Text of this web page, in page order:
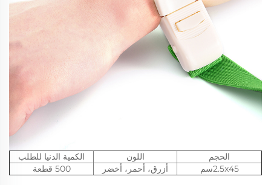
الحجم اللون
الكمية الدنيا للطلب
2.5x45سم
أزرق، أحمر، أخضر 500 قطعة